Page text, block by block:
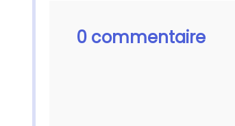
0 commentaire